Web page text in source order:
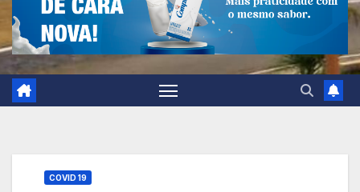
COVID 19